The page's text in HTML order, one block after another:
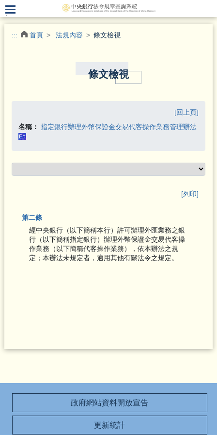
.
::: 首頁 法規內容 條文檢視
條文檢視
[回上頁]
名稱： 指定銀行辦理外幣保證金交易代客操作業務管理辦法
[列印]
第二條
經中央銀行（以下簡稱本行）許可辦理外匯業務之銀
行（以下簡稱指定銀行）辦理外幣保證金交易代客操
作業務（以下簡稱代客操作業務），依本辦法之規
定；本辦法未規定者，適用其他有關法令之規定。
政府網站資料開放宣告
更新統計